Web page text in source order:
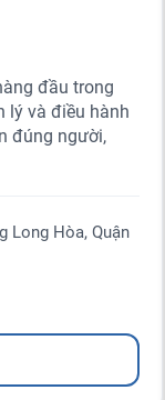
đầu trong
lý và điều hành
đúng người,
Long Hòa, Quận